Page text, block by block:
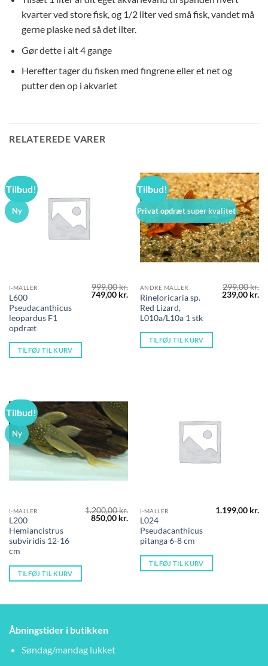
kvarter ved store fisk, og 1/2 liter ved små fisk, vandet må
gerne plaske ned så det ilter.
Gør dette i alt 4 gange
Herefter tager du fisken med fingrene eller et net og
putter den op i akvariet
RELATEREDE VARER
Tilbud!
Ny
I-MALLER
L600
Pseudacanthicus
leopardus F1
opdræt
999,00kr.
Den
oprindelige
749,00 kr. Den
aktuelle
pris
TILFØJ TIL KURV
Tilbud!
Privat opdræt super kvalitet
ANDRE MALLER
Rineloricaria sp.
Red Lizard,
L010a/L10a 1 stk
299,00kr.
Den
oprindelige
239,00 kr.
TILFØJ TIL KURV
Tilbud!
Ny
I-MALLER
L200
Hemiancistrus
subviridis 12-16
cm
1.200,00kr.
Den
oprindelige
850,00 kr. Den
aktuelle
pris
TILFØJ TIL KURV
I-MALLER
L024
Pseudacanthicus
pitanga 6-8 cm
1.199,00 kr.
TILFØJ TIL KURV
Åbningstider i butikken
Søndag/mandag lukket